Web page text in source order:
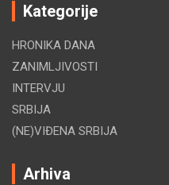
Kategorije
HRONIKA DANA
ZANIMLJIVOSTI
INTERVJU
SRBIJA
(NE)VIĐENA SRBIJA
Arhiva